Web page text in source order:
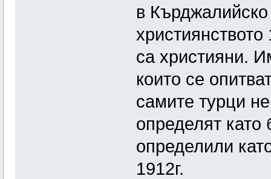
в
са християни.
които се
самите турци
определят
определили
1912г.